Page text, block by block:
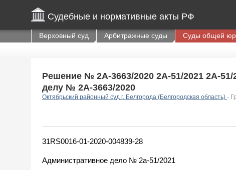
Судебные и нормативные акты РФ
Верховный суд Арбитражные суды Суды общей
Решение № 2А-3663/2020 2А-51/2021 2А-51/
делу № 2А-3663/2020
Октябрьский районный суд г. Белгорода (Белгородская область) -
31RS0016-01-2020-004839-28
Административное дело № 2а-51/2021